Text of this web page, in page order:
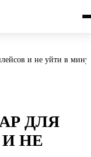
и не уйти в
ДЛЯ
НЕ